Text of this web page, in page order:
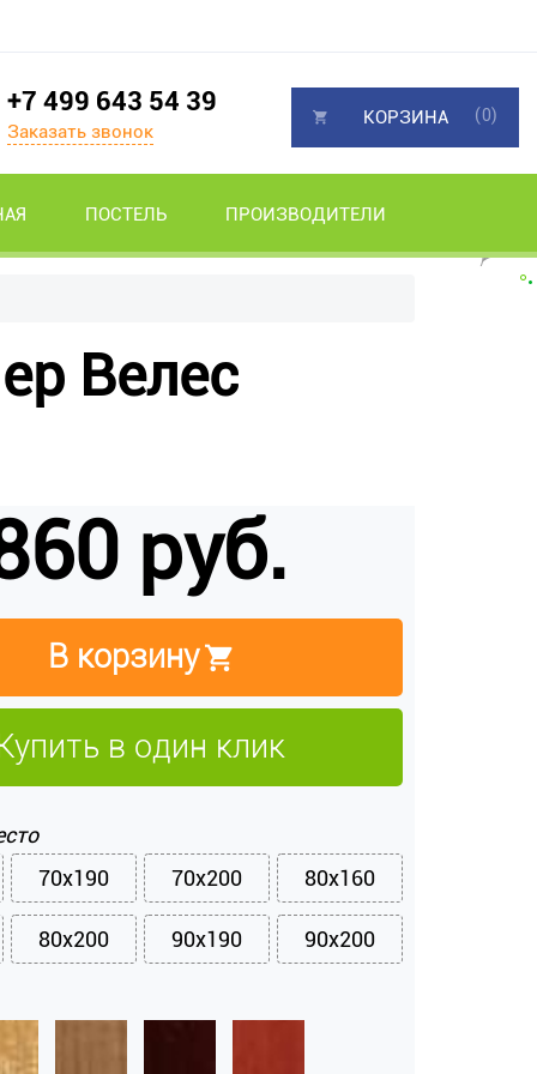
+7 499 643 54 39
Заказать звонок
ПОСТЕЛЬ ПРОИЗВОДИТЕЛИ
КОРЗИНА (0)
Велес
руб.
В корзину
в один клик
70x190
70x200 80x160
80x200 90x190 90x200